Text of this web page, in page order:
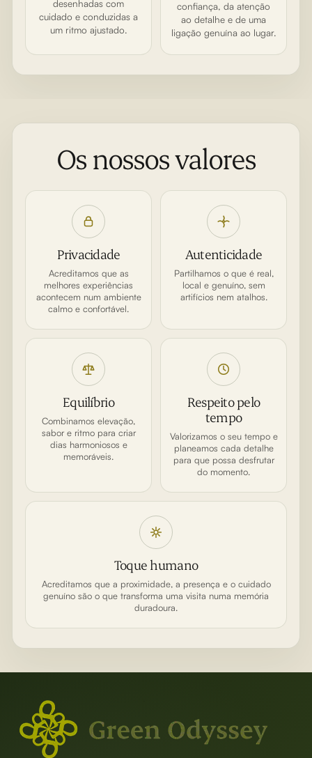
desenhadas com
cuidado e conduzidas a
um ritmo ajustado.
confiança, da atenção
ao detalhe e de uma
ligação genuína ao lugar.
Os nossos valores
Privacidade
Acreditamos que as
melhores experiências
acontecem num ambiente
calmo e confortável.
Autenticidade
Partilhamos o que é real,
local e genuíno, sem
artifícios nem atalhos.
Equilíbrio
Combinamos elevação,
sabor e ritmo para criar
dias harmoniosos e
memoráveis.
Respeito pelo
tempo
Valorizamos o seu tempo e
planeamos cada detalhe
para que possa desfrutar
do momento.
Toque humano
Acreditamos que a proximidade, a presença e o cuidado
genuíno são o que transforma uma visita numa memória
duradoura.